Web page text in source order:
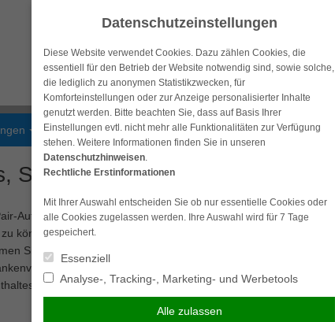
Krankenversicherungen Vorsorge & Kapital
Schüler, Studenten, et al.
Aufenthalt im Ausland zu verbringen, sollten Sie diesen gut
können. Wenn Sie beispielsweise während Ihres Aufenthaltes
Situation führen, wenn Ihnen die notwendigen Mittel fehlen,
ist eine Versicherung, die genau auf Personen
einen Krankheitsfall abdecken möchten.
Datenschutzeinstellungen
Diese Website verwendet Cookies. Dazu zählen Cookies, die
essentiell für den Betrieb der Website notwendig sind, sowie solche,
die lediglich zu anonymen Statistikzwecken, für
Komforteinstellungen oder zur Anzeige personalisierter Inhalte
genutzt werden. Bitte beachten Sie, dass auf Basis Ihrer
Einstellungen evtl. nicht mehr alle Funktionalitäten zur Verfügung
stehen. Weitere Informationen finden Sie in unseren
Datenschutzhinweisen.
Rechtliche Erstinformationen
Mit Ihrer Auswahl entscheiden Sie ob nur essentielle Cookies oder
alle Cookies zugelassen werden. Ihre Auswahl wird für 7 Tage
gespeichert.
Essenziell
Analyse-, Tracking-, Marketing- und Werbetools
Alle zulassen